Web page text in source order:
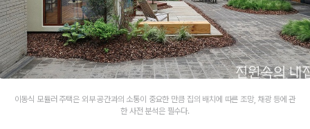
이동식 모듈러 주택은 외부 공간과의 소통이 중요한 만큼 집의 배치에 따른 조망, 채광 등에 관
한 사전 분석은 필수다.